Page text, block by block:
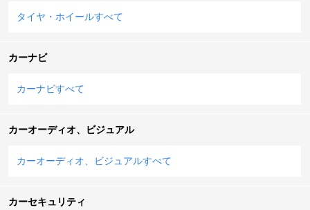
タイヤ・ホイールすべて
カーナビ
カーナビすべて
カーオーディオ、ビジュアル
カーオーディオ、ビジュアルすべて
カーセキュリティ